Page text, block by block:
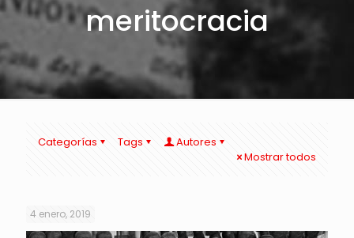
meritocracia
Categorías Tags
Autores
Mostrar todos
4 enero, 2019